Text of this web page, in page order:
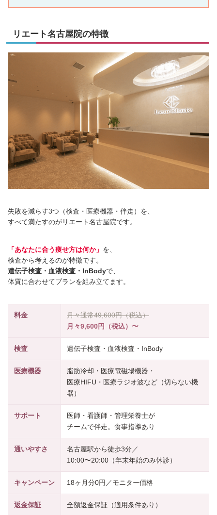
リエート名古屋院の特徴
失敗を減らす3つ（検査・医療機器・伴走）を、
すべて満たすのがリエート名古屋院です。
「あなたに合う痩せ方は何か」 を、
検査から考えるのが特徴です。
遺伝子検査・血液検査・InBodyで、
体質に合わせてプランを組み立てます。
料金
月々通常49,600円（税込）
月々9,600円（税込）〜
検査 遺伝子検査・血液検査・InBody
医療機器
脂肪冷却・医療電磁場機器・
医療HIFU・医療ラジオ波など（切らない機
器）
サポート
医師・看護師・管理栄養士が
チームで伴走。食事指導あり
通いやすさ
名古屋駅から徒歩3分／
10:00〜20:00（年末年始のみ休診）
キャンペーン 18ヶ月分0円／モニター価格
返金保証 全額返金保証（適用条件あり）